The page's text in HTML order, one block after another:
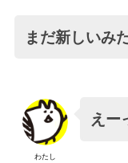
まだ新しいみ
わたし
えー